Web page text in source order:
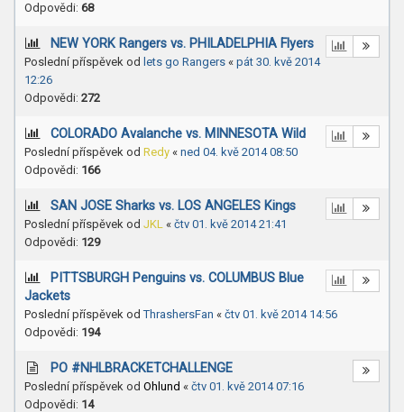
Odpovědi: 68
NEW YORK Rangers vs. PHILADELPHIA Flyers
Poslední příspěvek od lets go Rangers « pát 30. kvě 2014
12:26
Odpovědi: 272
COLORADO Avalanche vs. MINNESOTA Wild
Poslední příspěvek od Redy « ned 04. kvě 2014 08:50
Odpovědi: 166
SAN JOSE Sharks vs. LOS ANGELES Kings
Poslední příspěvek od JKL « čtv 01. kvě 2014 21:41
Odpovědi: 129
PITTSBURGH Penguins vs. COLUMBUS Blue
Jackets
Poslední příspěvek odThrashersFan « čtv 01. kvě 2014 14:56
Odpovědi: 194
PO #NHLBRACKETCHALLENGE
Poslední příspěvek od Ohlund « čtv 01. kvě 2014 07:16
Odpovědi: 14